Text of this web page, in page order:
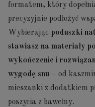
formatem, który
precyzyjnie podłożyć
Wybierając poduszki
stawiasz na materiały
wykończenie i
wygodę snu – od
mieszanki z dodatkiem
poszycia z bawełny.